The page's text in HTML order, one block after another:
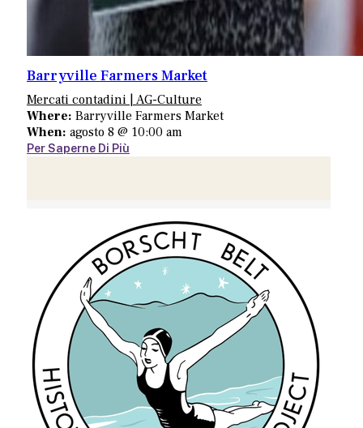
Barryville Farmers Market
Mercati contadini | AG-Culture
Where: Barryville Farmers Market
When: agosto 8 @ 10:00 am
Per Saperne Di Più